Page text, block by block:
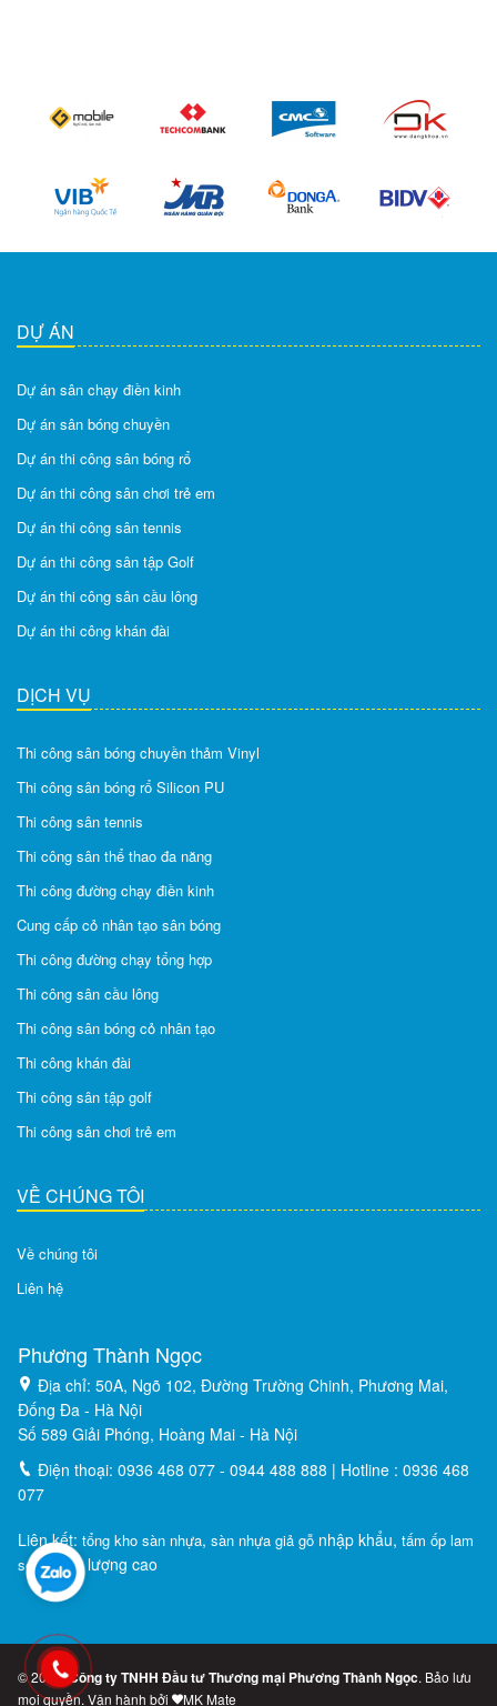
DỰ ÁN
Dự án sân chạy điền kinh
Dự án sân bóng chuyền
Dự án thi công sân bóng rổ
Dự án thi công sân chơi trẻ em
Dự án thi công sân tennis
Dự án thi công sân tập Golf
Dự án thi công sân cầu lông
Dự án thi công khán đài
DỊCH VỤ
Thi công sân bóng chuyền thảm Vinyl
Thi công sân bóng rổ Silicon PU
Thi công sân tennis
Thi công sân thể thao đa năng
Thi công đường chạy điền kinh
Cung cấp cỏ nhân tạo sân bóng
Thi công đường chạy tổng hợp
Thi công sân cầu lông
Thi công sân bóng cỏ nhân tạo
Thi công khán đài
Thi công sân tập golf
Thi công sân chơi trẻ em
VỀ CHÚNG TÔI
Về chúng tôi
Liên hệ
Phương Thành Ngọc
Địa chỉ: 50A, Ngõ 102, Đường Trường Chinh, Phương Mai,
Đống Đa - Hà Nội
Số 589 Giải Phóng, Hoàng Mai - Hà Nội
Điện thoại: 0936 468 077 - 0944 488 888 | Hotline : 0936 468
077
Liên kết: tổng kho sàn nhựa, sàn nhựa giả gỗ nhập khẩu, tấm ốp lam
sóngchất lượng cao
© 2026,Công ty TNHH Đầu tư Thương mại Phương Thành Ngọc. Bảo lưu
mọi quyền. Vận hành bởi
MK Mate